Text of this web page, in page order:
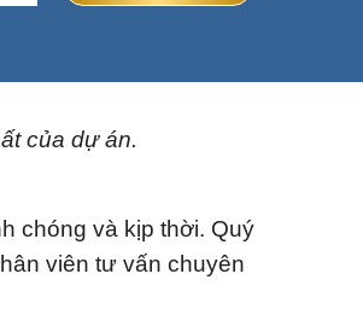
của dự án.
chóng và kịp thời. Quý
viên tư vấn chuyên